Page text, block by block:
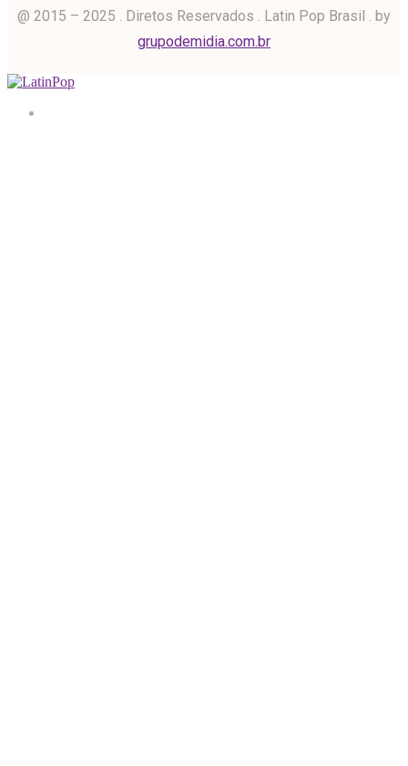
@ 2015 – 2025 . Diretos Reservados . Latin Pop Brasil . by
grupodemidia.com.br